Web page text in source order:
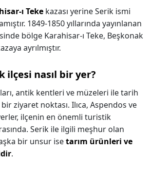
ı Teke kazası yerine Serik ismi
1849-1850 yıllarında yayınlanan
bölge Karahisar-ı Teke, Beşkonak
ayrılmıştır.
ilçesi nasıl bir yer?
antik kentleri ve müzeleri ile tarih
ziyaret noktası. Ilıca, Aspendos ve
ilçenin en önemli turistik
Serik ile ilgili meşhur olan
bir unsur isetarım ürünleri ve
.